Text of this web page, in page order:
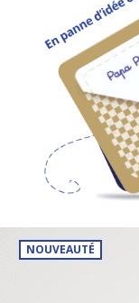
NOUVEAUTÉ